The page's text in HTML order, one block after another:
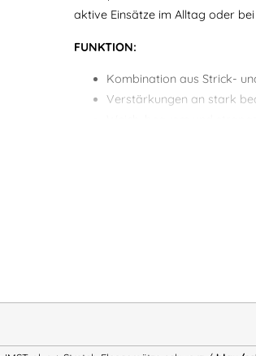
aktive Einsätze im Alltag oder
FUNKTION:
Kombination aus Strick-
Verstärkungen an stark
Weich, bequem und
Aufgeraute Innenseite
Zwei Seitentaschen mit